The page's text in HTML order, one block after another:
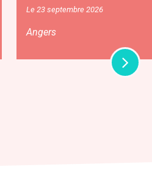
Le 23 septembre 2026
Angers